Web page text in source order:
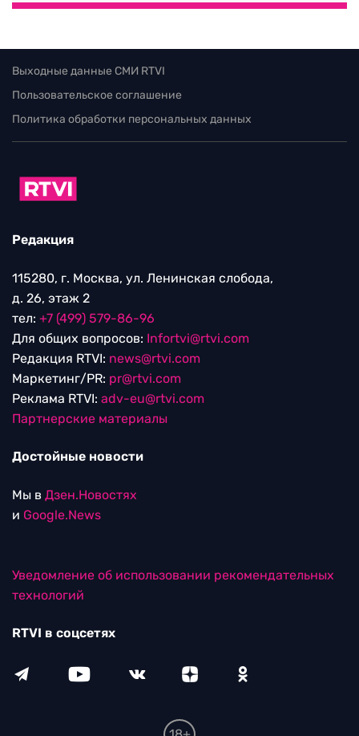
Выходные данные СМИ RTVI
Пользовательское соглашение
Политика обработки персональных данных
Редакция
115280, г. Москва, ул. Ленинская слобода,
д. 26, этаж 2
тел: +7 (499) 579-86-96
Для общих вопросов: Infortvi@rtvi.com
Редакция RTVI: news@rtvi.com
Маркетинг/PR: pr@rtvi.com
Реклама RTVI: adv-eu@rtvi.com
Партнерские материалы
Достойные новости
Мы в Дзен.Новостях
и Google.News
Уведомление об использовании рекомендательных
технологий
RTVI в соцсетях